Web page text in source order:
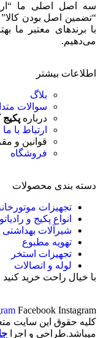
سه اصل اصلی ما
“تضمین اصل بودن
با برندهای معتبر ما
می‌دهیم.
اطلاعات بیشتر
بلاگ
سوالات
درباره پکیج
ارتباط با ما
قوانین و
فروشگاه
دسته بندی محصولات
تجهیزات
انواع پکیج و
شیرآلات بهداشتی
تهویه مطبوع
تجهیزات استخر
لوله و اتصالات
با خیال راحت خرید کنید
Facebook Instagram
کلیه حقوق این سایت
میباشد.طراحی و اجرا